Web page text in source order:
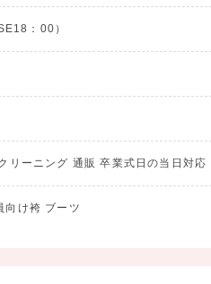
：00）
リーニング 通販 卒業式日の当日対応
向け袴 ブーツ